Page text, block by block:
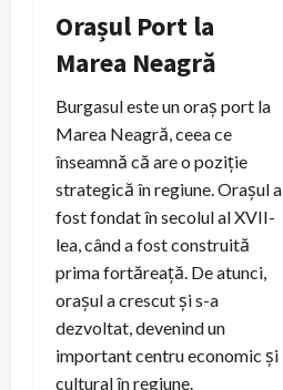
Orașul Port la
Marea Neagră
Burgasul este un oraș port la
Marea Neagră, ceea ce
înseamnă că are o poziție
strategică în regiune. Orașul a
fost fondat în secolul al XVII-
lea, când a fost construită
prima fortăreață. De atunci,
orașul a crescut și s-a
dezvoltat, devenind un
important centru economic și
cultural în regiune.